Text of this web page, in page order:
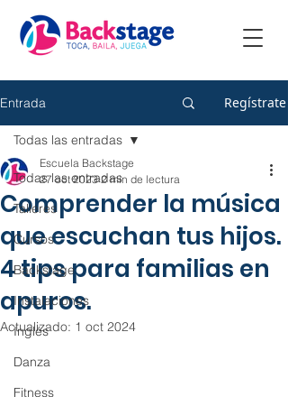
Entrada Regístrate
Todas las entradas
Talleres
Cursos
Backstage
Instalaciones
Inglés
Danza
Fitness
Todas las entradas
Comprender la música
que escuchan tus hijos.
4 tips para familias en
apuros.
Escuela Backstage
27 oct 2023 2 min de lectura
Actualizado: 1 oct 2024